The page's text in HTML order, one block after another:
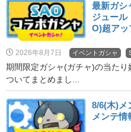
最新ガシ
ジュール
O)超アッ
2026年8月7日 イベントガシャ
期間限定ガシャ(ガチャ)の当た
ついてまとめまし...
8/6(木)メ
メンテ情